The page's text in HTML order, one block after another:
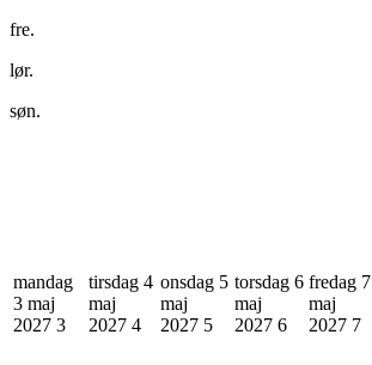
fre.
lør.
søn.
mandag
3 maj
2027 3
tirsdag 4
maj
2027 4
onsdag 5
maj
2027 5
torsdag 6
maj
2027 6
fredag 7
maj
2027 7